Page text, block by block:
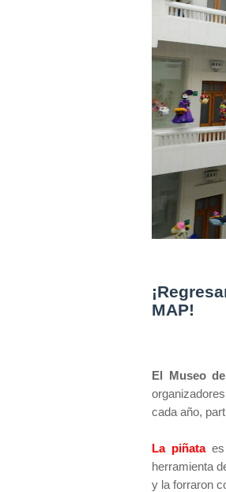
MAP!
El Museo
cada año,
La piñata
herramienta
y la forraron